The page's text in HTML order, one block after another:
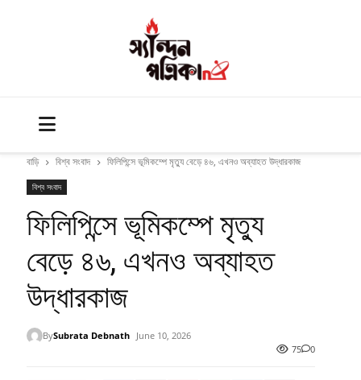
বাড়ি বিশ্ব সংবাদ ফিলিপিন্সে ভূমিকম্পে মৃত্যু বেড়ে ৪৬, এখনও অব্যাহত উদ্ধারকাজ
বিশ্ব সংবাদ
ফিলিপিন্সে ভূমিকম্পে মৃত্যু
বেড়ে ৪৬, এখনও অব্যাহত
উদ্ধারকাজ
BySubrata Debnath
June 10, 2026
75
0